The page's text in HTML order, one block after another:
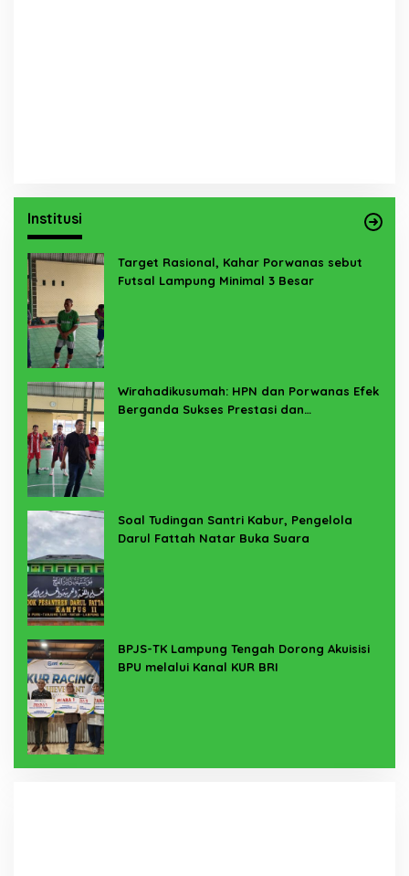
Institusi
Target Rasional, Kahar Porwanas sebut
Futsal Lampung Minimal 3 Besar
Wirahadikusumah: HPN dan Porwanas Efek
Berganda Sukses Prestasi dan
Soal Tudingan Santri Kabur, Pengelola
Darul Fattah Natar Buka Suara
BPJS-TK Lampung Tengah Dorong Akuisisi
BPU melalui Kanal KUR BRI